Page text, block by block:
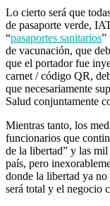
Lo cierto será que
de pasaporte verde,
“pasaportes sanitarios”
de vacunación, que
que el portador fue
carnet / código QR,
que necesariamente
Salud conjuntamente
Mientras tanto, los
funcionarios que
de la libertad” y las mil
país, pero
donde la libertad ya
será total y el negocio